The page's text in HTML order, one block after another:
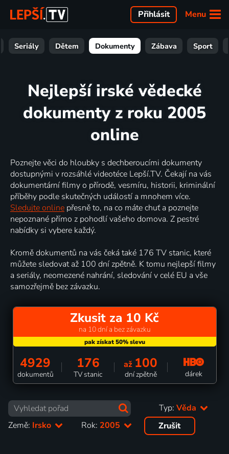
Menu
Přihlásit
Seriály Dětem Dokumenty Zábava Sport
Nejlepší irské vědecké
dokumenty z roku 2005
online
Poznejte věci do hloubky s dechberoucími dokumenty
dostupnými v rozsáhlé videotéce Lepší.TV. Čekají na vás
dokumentární filmy o přírodě, vesmíru, historii, kriminální
příběhy podle skutečných událostí a mnohem více.
Sledujte online přesně to, na co máte chuť a poznejte
nepoznané přímo z pohodlí vašeho domova. Z pestré
nabídky si vybere každý.
Kromě dokumentů na vás čeká také 176 TV stanic, které
můžete sledovat až 100 dní zpětně. K tomu nejlepší filmy
a seriály, neomezené nahrání, sledování v celé EU a vše
samozřejmě bez závazku.
Zkusit za 10 Kč
na 10 dní a bez závazku
4929
dokumentů
176
TV stanic
až 100
dní zpětně dárek
Typ: Věda
Země: Irsko Rok: 2005 Zrušit